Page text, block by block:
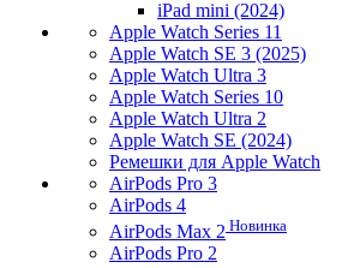
iPad mini (2024)
Apple Watch Series 11
Apple Watch SE 3 (2025)
Apple Watch Ultra 3
Apple Watch Series 10
Apple Watch Ultra 2
Apple Watch SE (2024)
Ремешки для Apple Watch
AirPods Pro 3
AirPods 4
AirPods Max 2 Новинка
AirPods Pro 2